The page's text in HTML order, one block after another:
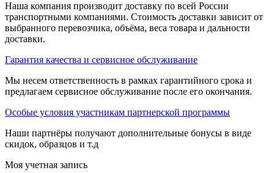
Наша компания производит доставку по всей России
транспортными компаниями. Стоимость доставки зависит от
выбранного перевозчика, объёма, веса товара и дальности
доставки.
Гарантия качества и сервисное обслуживание
Мы несем ответственность в рамках гарантийного срока и
предлагаем сервисное обслуживание после его окончания.
Особые условия участникам партнерской программы
Наши партнёры получают дополнительные бонусы в виде
скидок, образцов и т.д
Моя учетная запись